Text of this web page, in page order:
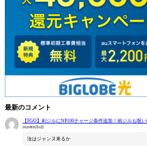
最新のコメント
【FGO】剣ジルにNP100チャージ条件追加！術ジルも呪
2026年8月6日
汝はジャンヌ来るか